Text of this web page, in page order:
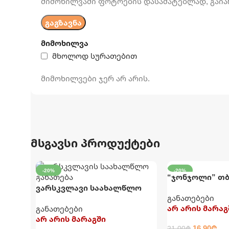
მიმოხილვა
მხოლოდ სურათებით
მიმოხილვები ჯერ არ არის.
მსგავსი პროდუქტები
-20%
ვარსკვლავი საახალწლო
განათებები
არ არის მარაგში
-20%
“ჯონჯოლი”
განათებები
არ არის